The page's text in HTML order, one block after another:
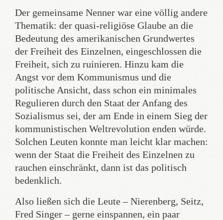
Der gemeinsame Nenner war eine völlig andere
Thematik: der quasi-religiöse Glaube an die
Bedeutung des amerikanischen Grundwertes
der Freiheit des Einzelnen, eingeschlossen die
Freiheit, sich zu ruinieren. Hinzu kam die
Angst vor dem Kommunismus und die
politische Ansicht, dass schon ein minimales
Regulieren durch den Staat der Anfang des
Sozialismus sei, der am Ende in einem Sieg der
kommunistischen Weltrevolution enden würde.
Solchen Leuten konnte man leicht klar machen:
wenn der Staat die Freiheit des Einzelnen zu
rauchen einschränkt, dann ist das politisch
bedenklich.
Also ließen sich die Leute – Nierenberg, Seitz,
Fred Singer – gerne einspannen, ein paar